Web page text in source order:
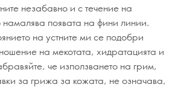
незабавно и с течение на
появата на фини линии.
на устните ми се подобри
на мекотата, хидратацията и
че използването на грим,
за грижа за кожата, не означава,